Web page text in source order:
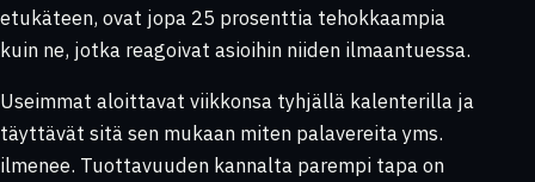
etukäteen, ovat jopa 25 prosenttia tehokkaampia
kuin ne, jotka reagoivat asioihin niiden ilmaantuessa.
Useimmat aloittavat viikkonsa tyhjällä kalenterilla ja
täyttävät sitä sen mukaan miten palavereita yms.
ilmenee. Tuottavuuden kannalta parempi tapa on